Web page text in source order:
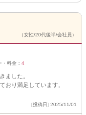
（女性/20代後半/会社員）
・料金： 4
ました。
おり満足しています。
[投稿日] 2025/11/01